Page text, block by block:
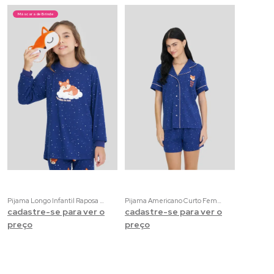
Máscara de Brinde
Pijama Longo Infantil Raposa Estelar Malha Touch Dreams | Acompanha uma máscara de dormir
cadastre-se para ver o
preço
Pijama Americano Curto Feminino Raposa Estelar Malha Touch Dreams | Acompanha uma máscara de dormir
cadastre-se para ver o
preço